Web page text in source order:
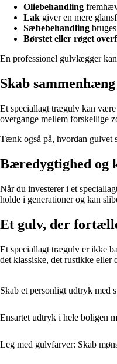
Oliebehandling
Lak giver en mere
Sæbebehandling
Børstet eller røget
En professionel gulvlægger
Skab
Et speciallagt trægulv kan være
overgange mellem forskellige
Tænk også på, hvordan gulvet
Bæredygtighed og
Når du investerer i et
holde i generationer og kan
Et gulv, der
Et speciallagt trægulv er ikke
det klassiske, det rustikke
Skab et personligt udtryk med
Ensartet udtryk i hele boligen
Leg med gulvfarver: Skab